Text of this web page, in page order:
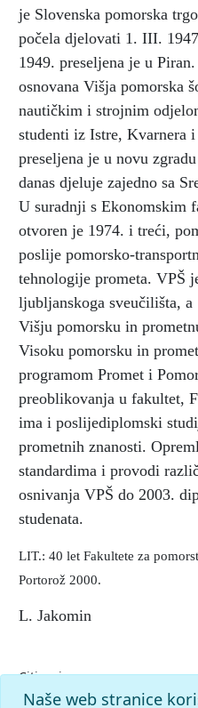
je Slovenska pomorska
počela djelovati 1. III.
1949. preseljena je u
osnovana Višja pomorska
nautičkim i strojnim
studenti iz Istre, Kvarnera
preseljena je u novu
danas djeluje zajedno sa
U suradnji s Ekonomskim
otvoren je 1974. i treći,
poslije pomorsko-
tehnologije prometa. VPŠ
ljubljanskoga sveučilišta, a
Višju pomorsku in
Visoku pomorsku in
programom Promet i
preoblikovanja u fakultet,
ima i poslijediplomski
prometnih znanosti.
standardima i provodi
osnivanja VPŠ do 2003.
studenata.
LIT.: 40 let Fakultete za
Portorož 2000.
L. Jakomin
Citiranje:
Fakulteta za pomorstvo in
Naše web stranice